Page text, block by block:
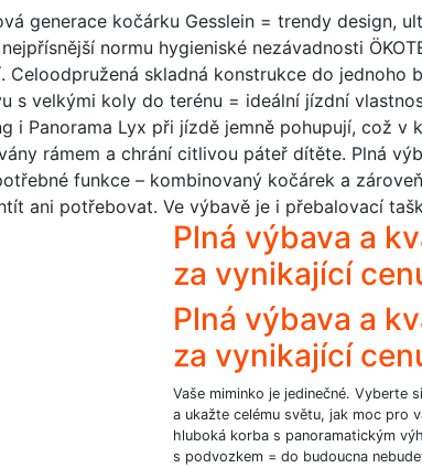
generace kočárku Gesslein = trendy design,
normu hygieniské nezávadnosti
skladná konstrukce do jednoho
s velkými koly do terénu = ideální jízdní
i Panorama Lyx při jízdě jemně pohupují, což
rámem a chrání citlivou páteř dítěte. Plná
funkce – kombinovaný kočárek a
ani potřebovat. Ve výbavě je i přebalovací
Plná výbava a
za vynikající
Plná výbava a
za vynikající
Vaše miminko je jedinečné. Vyberte
a ukažte celému světu, jak moc pro
hluboká korba s panoramatickým
s podvozkem = do budoucna